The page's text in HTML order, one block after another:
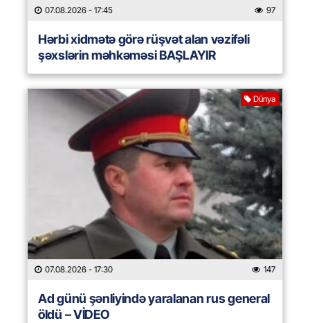
07.08.2026 - 17:45 97
Hərbi xidmətə görə rüşvət alan vəzifəli
şəxslərin məhkəməsi BAŞLAYIR
Dünya
07.08.2026 - 17:30 147
Ad günü şənliyində yaralanan rus general
öldü – VİDEO